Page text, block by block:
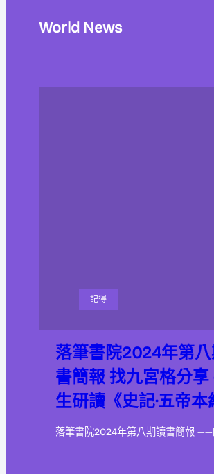
World News
記得
落筆書院2024年第
書簡報 找九宮格分
生研讀《史記·五帝本
落筆書院2024年第八期讀書簡報